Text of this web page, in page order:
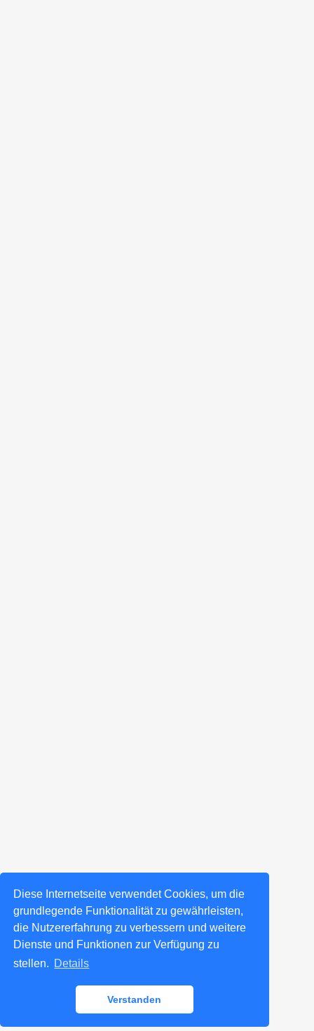
Diese Internetseite verwendet Cookies, um die
grundlegende Funktionalität zu gewährleisten,
die Nutzererfahrung zu verbessern und weitere
Dienste und Funktionen zur Verfügung zu
stellen. Details
Verstanden